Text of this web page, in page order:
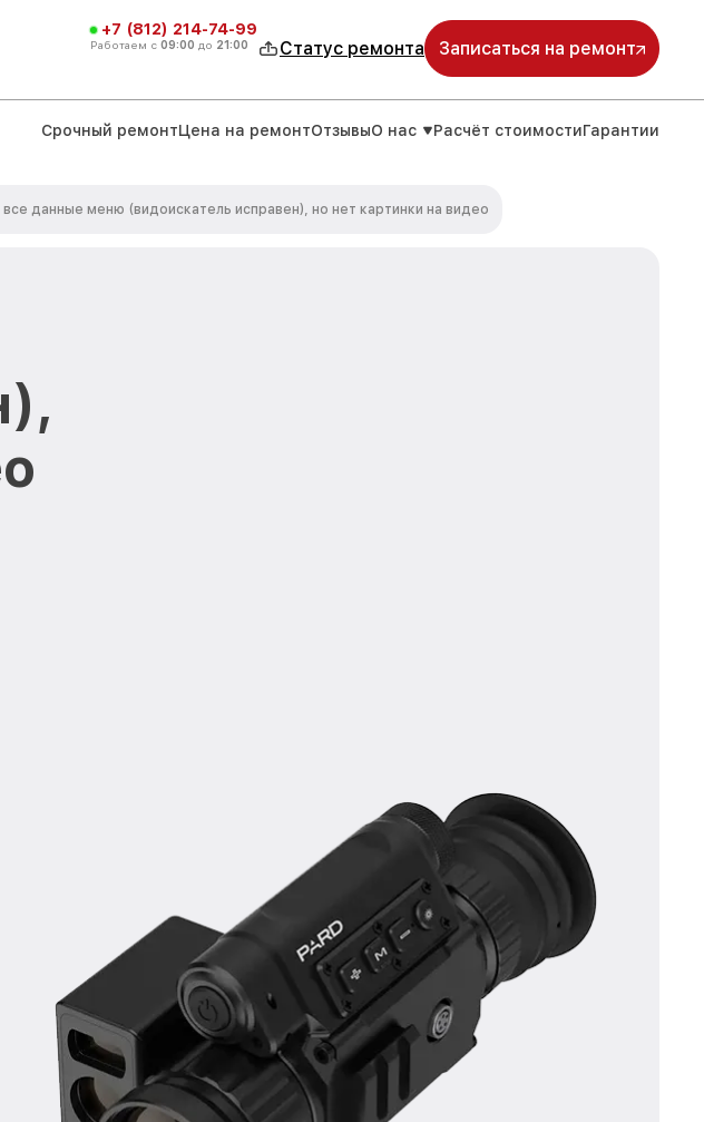
+7 (812) 214-74-99
Работаем с 09:00 до 21:00 Статус ремонта Записаться на ремонт
Срочный ремонтЦена на ремонтОтзывыО нас Расчёт стоимостиГарантии
все данные меню (видоискатель исправен), но нет картинки на видео